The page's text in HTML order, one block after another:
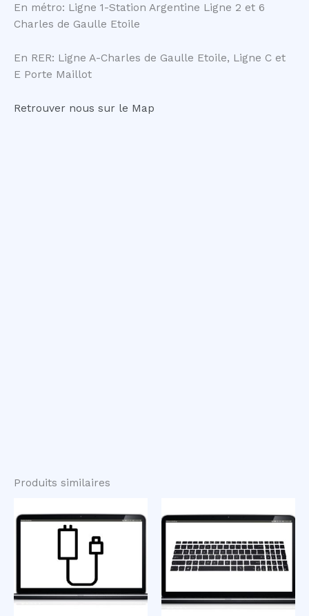
En métro: Ligne 1-Station Argentine Ligne 2 et 6
Charles de Gaulle Etoile
En RER: Ligne A-Charles de Gaulle Etoile, Ligne C et
E Porte Maillot
Retrouver nous sur le Map
Produits similaires